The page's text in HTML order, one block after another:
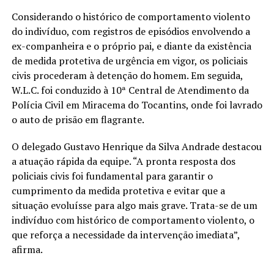
Considerando o histórico de comportamento violento
do indivíduo, com registros de episódios envolvendo a
ex-companheira e o próprio pai, e diante da existência
de medida protetiva de urgência em vigor, os policiais
civis procederam à detenção do homem. Em seguida,
W.L.C. foi conduzido à 10ª Central de Atendimento da
Polícia Civil em Miracema do Tocantins, onde foi lavrado
o auto de prisão em flagrante.
O delegado Gustavo Henrique da Silva Andrade destacou
a atuação rápida da equipe. “A pronta resposta dos
policiais civis foi fundamental para garantir o
cumprimento da medida protetiva e evitar que a
situação evoluísse para algo mais grave. Trata-se de um
indivíduo com histórico de comportamento violento, o
que reforça a necessidade da intervenção imediata”,
afirma.